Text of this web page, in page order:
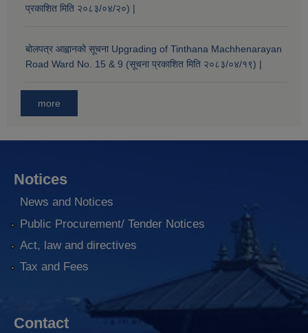
प्रकाशित मिति २०८३/०४/२०) |
बोलपत्र आह्वानको सूचना Upgrading of Tinthana Machhenarayan
Road Ward No. 15 & 9 (सूचना प्रकाशित मिति २०८३/०४/१९) |
more
Notices
News and Notices
Public Procurement/ Tender Notices
Act, law and directives
Tax and Fees
Contact